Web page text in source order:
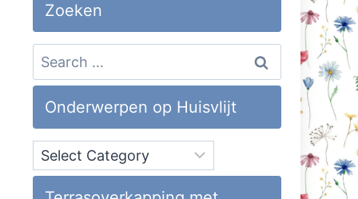
Zoeken
Search
for:
Onderwerpen op Huisvlijt
Onderwerpen
op
Huisvlijt